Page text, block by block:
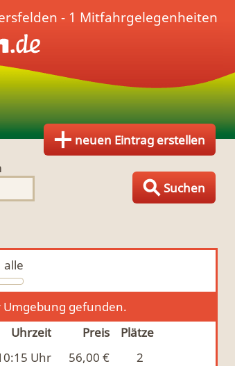
neuen Eintrag erstellen
Suchen
- 1 Mitfahrgelegenheiten
alle
gefunden.
Uhrzeit Preis
Plätze
Uhr 56,00 € 2